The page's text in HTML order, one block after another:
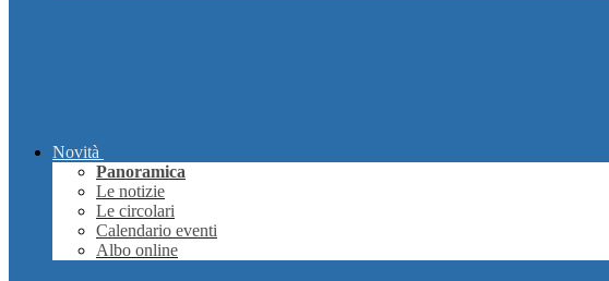
Novità
Panoramica
Le notizie
Le circolari
Calendario eventi
Albo online